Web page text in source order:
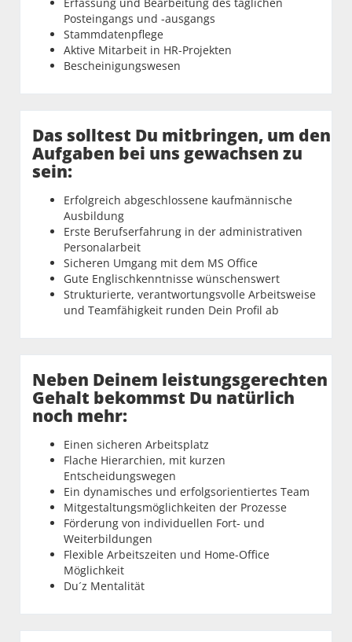
Posteingangs und -ausgangs
Stammdatenpflege
Aktive Mitarbeit in HR-Projekten
Bescheinigungswesen
Das solltest Du mitbringen, um den
Aufgaben bei uns gewachsen zu
sein:
Erfolgreich abgeschlossene kaufmännische
Ausbildung
Erste Berufserfahrung in der administrativen
Personalarbeit
Sicheren Umgang mit dem MS Office
Gute Englischkenntnisse wünschenswert
Strukturierte, verantwortungsvolle Arbeitsweise
und Teamfähigkeit runden Dein Profil ab
Neben Deinem leistungsgerechten
Gehalt bekommst Du natürlich
noch mehr:
Einen sicheren Arbeitsplatz
Flache Hierarchien, mit kurzen
Entscheidungswegen
Ein dynamisches und erfolgsorientiertes Team
Mitgestaltungsmöglichkeiten der Prozesse
Förderung von individuellen Fort- und
Weiterbildungen
Flexible Arbeitszeiten und Home-Office
Möglichkeit
Du´z Mentalität